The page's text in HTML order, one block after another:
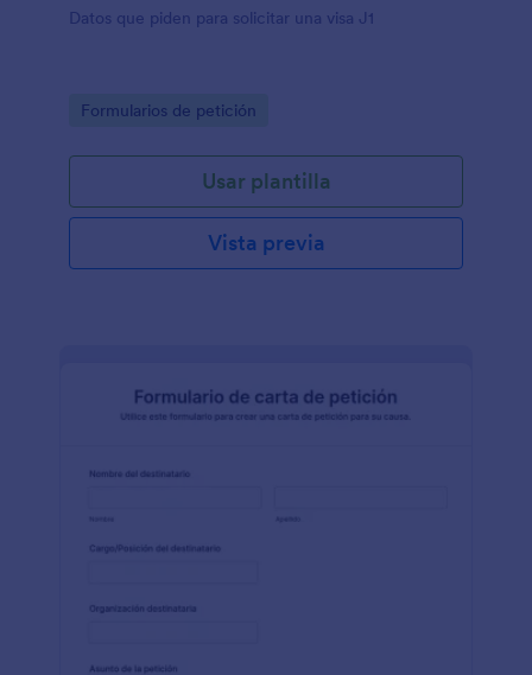
Datos que piden para solicitar una visa J1
Go to Category:
Formularios de petición
Usar plantilla
Vista previa